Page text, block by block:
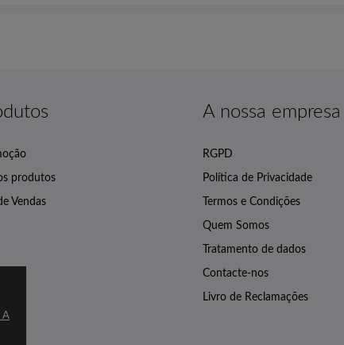
A
produtos
Vendas
A nossa empresa
RGPD
Política de Privacidade
Termos e Condições
Quem Somos
Tratamento de dados
Contacte-nos
Livro de Reclamações